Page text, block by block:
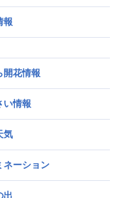
報
開花情報
い情報
気
ネーション
出